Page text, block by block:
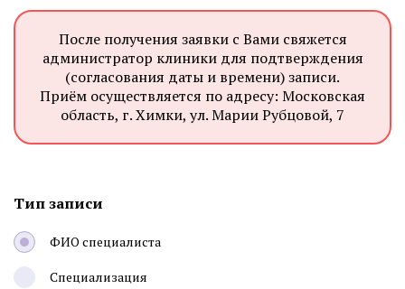
После получения заявки с Вами свяжется
администратор клиники для подтверждения
(согласования даты и времени) записи.
Приём осуществляется по адресу: Московская
область, г. Химки, ул. Марии Рубцовой, 7
Тип записи
ФИО специалиста
Специализация